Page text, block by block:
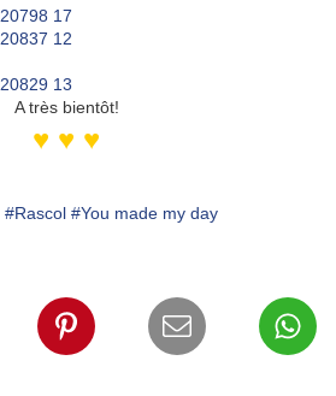
A très bientôt!
♥ ♥ ♥
#Rascol #You made my day